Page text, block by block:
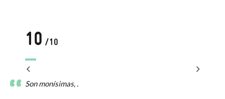
10 /10
Son monísimas, .